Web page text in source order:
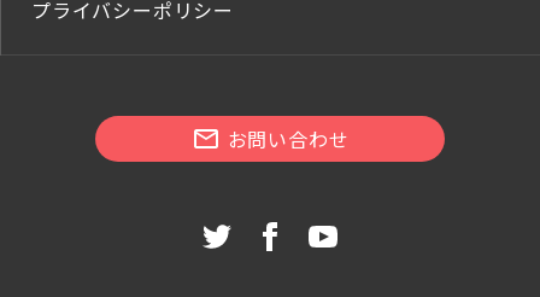
プライバシーポリシー
お問い合わせ